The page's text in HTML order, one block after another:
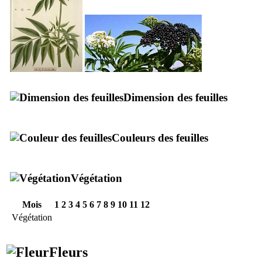
Dimension des feuilles
Couleurs des feuilles
Végétation
Mois 1 2 3 4 5 6 7 8 9 10 11 12
Végétation
Fleurs